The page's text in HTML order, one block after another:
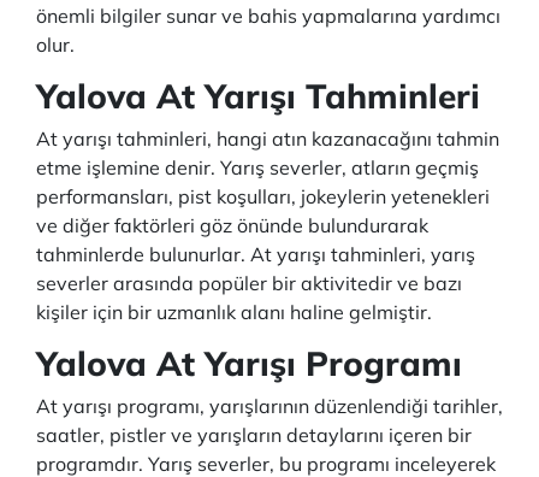
önemli bilgiler sunar ve bahis yapmalarına yardımcı
olur.
Yalova At Yarışı Tahminleri
At yarışı tahminleri, hangi atın kazanacağını tahmin
etme işlemine denir. Yarış severler, atların geçmiş
performansları, pist koşulları, jokeylerin yetenekleri
ve diğer faktörleri göz önünde bulundurarak
tahminlerde bulunurlar. At yarışı tahminleri, yarış
severler arasında popüler bir aktivitedir ve bazı
kişiler için bir uzmanlık alanı haline gelmiştir.
Yalova At Yarışı Programı
At yarışı programı, yarışlarının düzenlendiği tarihler,
saatler, pistler ve yarışların detaylarını içeren bir
programdır. Yarış severler, bu programı inceleyerek